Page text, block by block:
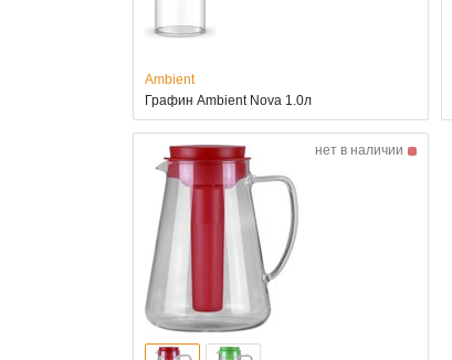
Ambient
Графин Ambient Nova 1.0л
нет в наличии